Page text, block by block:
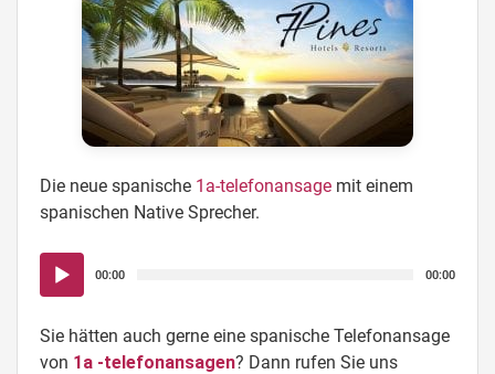
Die neue spanische 1a-telefonansage mit einem
spanischen Native Sprecher.
Audio-
Player
00:00 00:00
Sie hätten auch gerne eine spanische Telefonansage
von 1a -telefonansagen? Dann rufen Sie uns